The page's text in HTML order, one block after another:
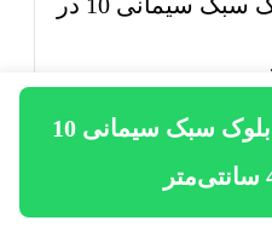
استعلام قیمت و خرید بلوک سبک سیمانی 10
محصولات مرتبط با بلوک سبک سیمانی 10